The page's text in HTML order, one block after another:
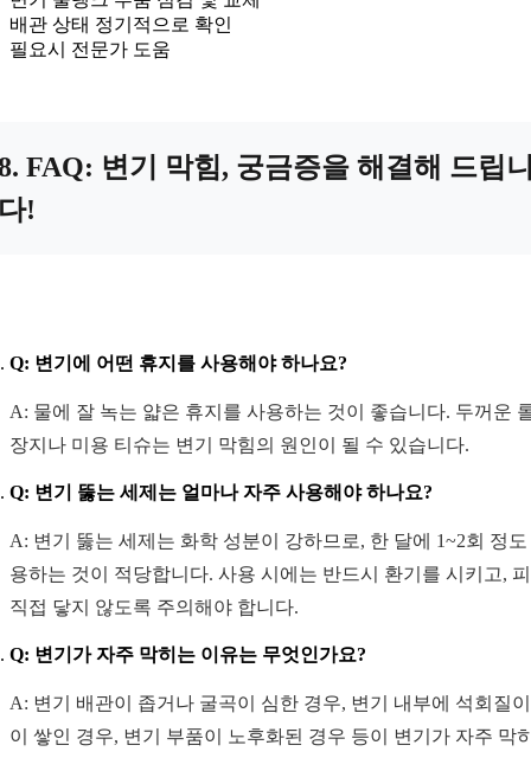
배관 상태 정기적으로 확인
필요시 전문가 도움
FAQ: 변기 막힘, 궁금증을 해결해 드립
!
Q: 변기에 어떤 휴지를 사용해야 하나요?
A: 물에 잘 녹는 얇은 휴지를 사용하는 것이 좋습니다. 두꺼운
장지나 미용 티슈는 변기 막힘의 원인이 될 수 있습니다.
Q: 변기 뚫는 세제는 얼마나 자주 사용해야 하나요?
A: 변기 뚫는 세제는 화학 성분이 강하므로, 한 달에 1~2회 정도
용하는 것이 적당합니다. 사용 시에는 반드시 환기를 시키고,
직접 닿지 않도록 주의해야 합니다.
Q: 변기가 자주 막히는 이유는 무엇인가요?
A: 변기 배관이 좁거나 굴곡이 심한 경우, 변기 내부에 석회질
이 쌓인 경우, 변기 부품이 노후화된 경우 등이 변기가 자주 막